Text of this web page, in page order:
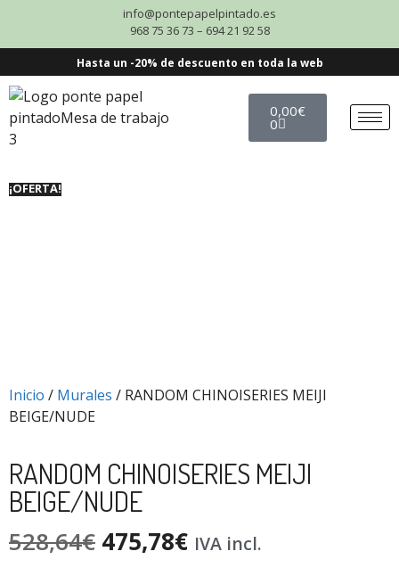
info@pontepapelpintado.es
968 75 36 73 – 694 21 92 58
Hasta un -20% de descuento en toda la web
0,00€
0
¡OFERTA!
Inicio / Murales / RANDOM CHINOISERIES MEIJI
BEIGE/NUDE
RANDOM CHINOISERIES MEIJI
BEIGE/NUDE
528,64€ 475,78€ IVA incl.